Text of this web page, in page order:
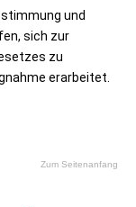
und
sich zur
zu
erarbeitet.
Zum Seitenanfang